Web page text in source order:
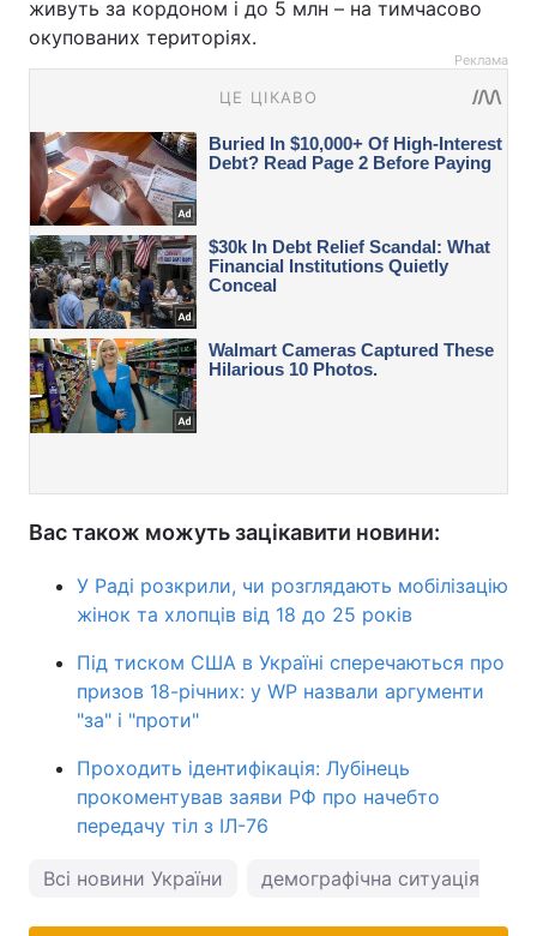
живуть за кордоном і до 5 млн – на тимчасово
окупованих територіях.
Реклама
Вас також можуть зацікавити новини:
У Раді розкрили, чи розглядають мобілізацію
жінок та хлопців від 18 до 25 років
Під тиском США в Україні сперечаються про
призов 18-річних: у WP назвали аргументи
"за" і "проти"
Проходить ідентифікація: Лубінець
прокоментував заяви РФ про начебто
передачу тіл з ІЛ-76
Всі новини України демографічна ситуація в